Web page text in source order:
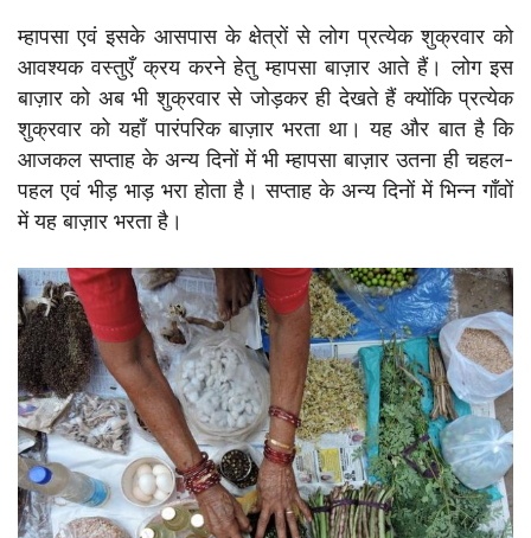
म्हापसा एवं इसके आसपास के क्षेत्रों से लोग प्रत्येक शुक्रवार को
आवश्यक वस्तुएँ क्रय करने हेतु म्हापसा बाज़ार आते हैं। लोग इस
बाज़ार को अब भी शुक्रवार से जोड़कर ही देखते हैं क्योंकि प्रत्येक
शुक्रवार को यहाँ पारंपरिक बाज़ार भरता था। यह और बात है कि
आजकल सप्ताह के अन्य दिनों में भी म्हापसा बाज़ार उतना ही चहल-
पहल एवं भीड़ भाड़ भरा होता है। सप्ताह के अन्य दिनों में भिन्न गाँवों
में यह बाज़ार भरता है।